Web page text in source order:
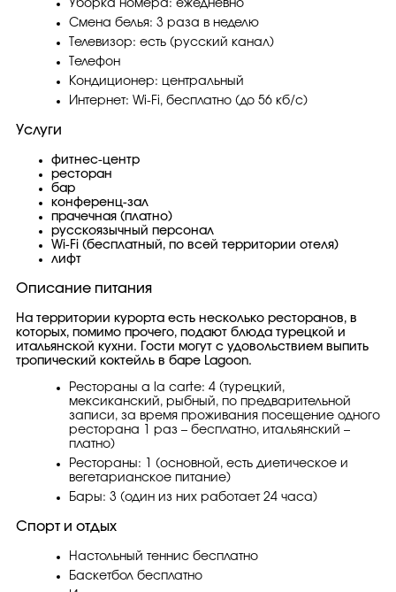
Уборка номера: ежедневно
Смена белья: 3 раза в неделю
Телевизор: есть (русский канал)
Телефон
Кондиционер: центральный
Интернет: Wi-Fi, бесплатно (до 56 кб/с)
Услуги
фитнес-центр
ресторан
бар
конференц-зал
прачечная (платно)
русскоязычный персонал
Wi-Fi (бесплатный, по всей территории отеля)
лифт
Описание питания
На территории курорта есть несколько ресторанов, в
которых, помимо прочего, подают блюда турецкой и
итальянской кухни. Гости могут с удовольствием выпить
тропический коктейль в баре Lagoon.
Рестораны a la carte: 4 (турецкий,
мексиканский, рыбный, по предварительной
записи, за время проживания посещение одного
ресторана 1 раз – бесплатно, итальянский –
платно)
Рестораны: 1 (основной, есть диетическое и
вегетарианское питание)
Бары: 3 (один из них работает 24 часа)
Спорт и отдых
Настольный теннис бесплатно
Баскетбол бесплатно